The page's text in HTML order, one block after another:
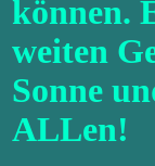
können.
weiten
Sonne
ALLen!